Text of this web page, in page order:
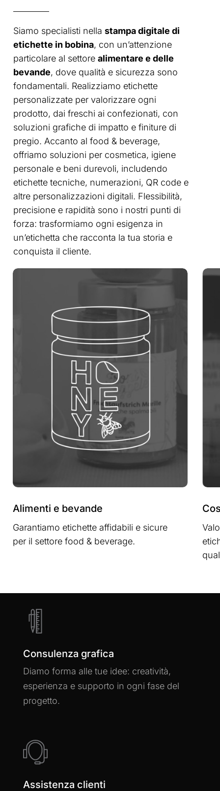
Siamo specialisti nella stampa digitale di
etichette in bobina, con un’attenzione
particolare al settore alimentare e delle
bevande, dove qualità e sicurezza sono
fondamentali. Realizziamo etichette
personalizzate per valorizzare ogni
prodotto, dai freschi ai confezionati, con
soluzioni grafiche di impatto e finiture di
pregio. Accanto al food & beverage,
offriamo soluzioni per cosmetica, igiene
personale e beni durevoli, includendo
etichette tecniche, numerazioni, QR code e
altre personalizzazioni digitali. Flessibilità,
precisione e rapidità sono i nostri punti di
forza: trasformiamo ogni esigenza in
un’etichetta che racconta la tua storia e
conquista il cliente.
Alimenti e bevande
Garantiamo etichette affidabili e sicure
per il settore food & beverage.
Learn
Consulenza grafica
Diamo forma alle tue idee: creatività,
esperienza e supporto in ogni fase del
progetto.
Learn
more
Assistenza clienti